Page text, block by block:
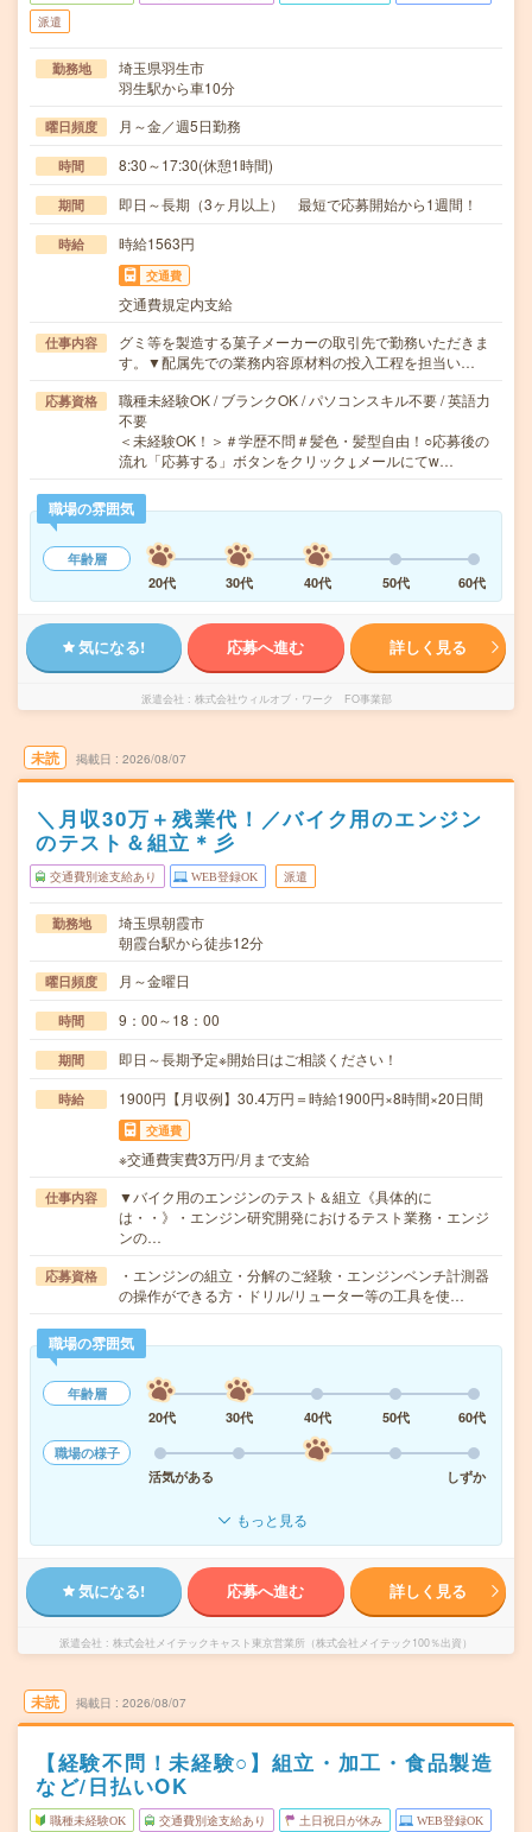
派遣
勤務地
埼玉県羽生市
羽生駅から車10分
曜日頻度 月～金／週5日勤務
時間 8:30～17:30(休憩1時間)
期間 即日～長期（3ヶ月以上） 最短で応募開始から1週間！
時給 時給1563円
交通費
交通費規定内支給
仕事内容
グミ等を製造する菓子メーカーの取引先で勤務いただきま
す。▼配属先での業務内容原材料の投入工程を担当い…
応募資格
職種未経験OK / ブランクOK / パソコンスキル不要 / 英語力
不要
＜未経験OK！＞＃学歴不問＃髪色・髪型自由！○応募後の
流れ「応募する」ボタンをクリック↓メールにてw…
職場の雰囲気
年齢層
20代
30代 40代 50代 60代
気になる! 応募へ進む 詳しく見る
派遣会社 株式会社ウィルオブ・ワーク FO事業部
未読 掲載日 2026/08/07
＼月収30万＋残業代！／バイク用のエンジン
のテスト＆組立＊彡
交通費別途支給あり WEB登録OK 派遣
勤務地
埼玉県朝霞市
朝霞台駅から徒歩12分
曜日頻度 月～金曜日
時間 9：00～18：00
期間 即日～長期予定※開始日はご相談ください！
時給 1900円【月収例】30.4万円＝時給1900円×8時間×20日間
交通費
※交通費実費3万円/月まで支給
仕事内容
▼バイク用のエンジンのテスト＆組立《具体的に
は・・》・エンジン研究開発におけるテスト業務・エンジ
ンの…
応募資格
・エンジンの組立・分解のご経験・エンジンベンチ計測器
の操作ができる方・ドリル/リューター等の工具を使…
職場の雰囲気
年齢層
20代
30代 40代 50代
60代
職場の様子
活気がある
しずか
もっと見る
気になる! 応募へ進む 詳しく見る
派遣会社 株式会社メイテックキャスト東京営業所（株式会社メイテック100％出資）
未読 掲載日 2026/08/07
【経験不問！未経験○】組立・加工・食品製造
など/日払いOK
職種未経験OK 交通費別途支給あり 土日祝日が休み WEB登録OK